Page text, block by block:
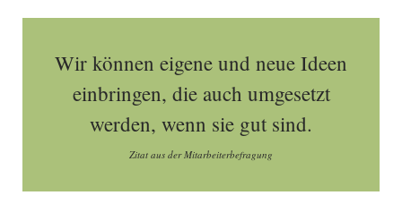
Wir können eigene und neue Ideen
einbringen, die auch umgesetzt
werden, wenn sie gut sind.
Zitat aus der Mitarbeiterbefragung